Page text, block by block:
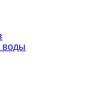
воды